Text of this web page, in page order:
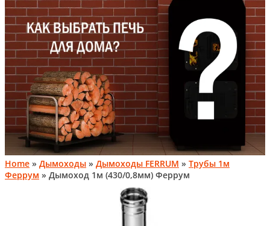
Home » Дымоходы » Дымоходы FERRUM » Трубы 1м
Феррум » Дымоход 1м (430/0,8мм) Феррум